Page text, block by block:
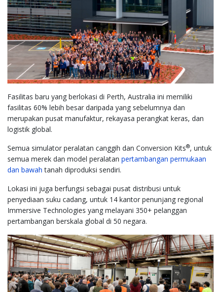
Fasilitas baru yang berlokasi di Perth, Australia ini memiliki
fasilitas 60% lebih besar daripada yang sebelumnya dan
merupakan pusat manufaktur, rekayasa perangkat keras, dan
logistik global.
Semua simulator peralatan canggih dan Conversion Kits®, untuk
semua merek dan model peralatan pertambangan permukaan
dan bawah tanah diproduksi sendiri.
Lokasi ini juga berfungsi sebagai pusat distribusi untuk
penyediaan suku cadang, untuk 14 kantor penunjang regional
Immersive Technologies yang melayani 350+ pelanggan
pertambangan berskala global di 50 negara.